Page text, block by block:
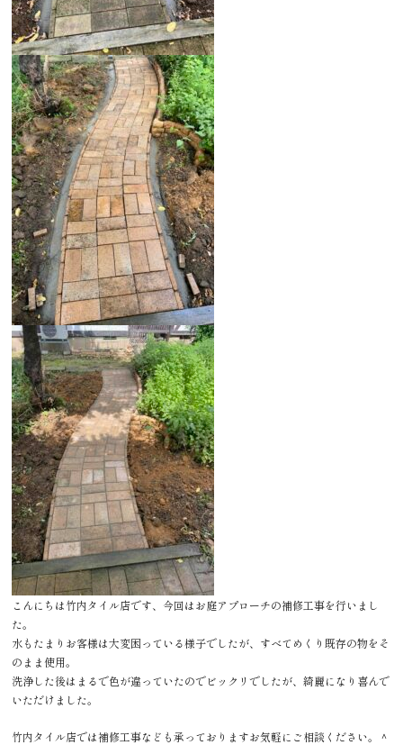
こんにちは竹内タイル店です、今回はお庭アプローチの補修工事を行いまし
た。
水もたまりお客様は大変困っている様子でしたが、すべてめくり既存の物をそ
のまま使用。
洗浄した後はまるで色が違っていたのでビックリでしたが、綺麗になり喜んで
いただけました。
竹内タイル店では補修工事なども承っておりますお気軽にご相談ください。＾